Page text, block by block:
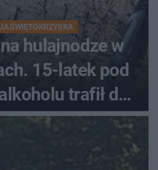
ŚWIĘTOKRZYSKA
hulajnodze w
15-latek pod
trafił do